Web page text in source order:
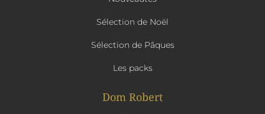
Sélection de Noël
Sélection de Pâques
Les packs
Dom Robert